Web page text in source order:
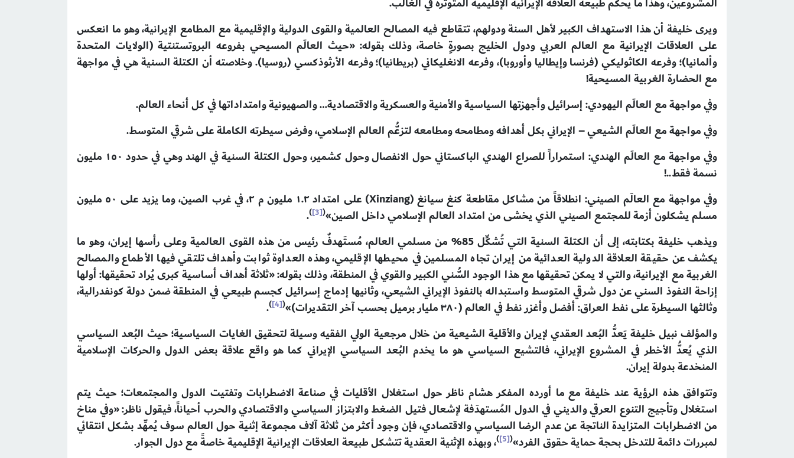
ويرى خليفة أن هذا الاستهداف الكبير لأهل السنة ودولهم، تتقاطع فيه المصالح العالمية والقوى الدولية والإقليمية مع المطامع الإيرانية، وهو ما انعكس
على العلاقات الإيرانية مع العالم العربي ودول الخليج بصورةٍ خاصة، وذلك بقوله: «حيث العالَم المسيحي بفروعه البروتستنتية (الولايات المتحدة
وألمانيا)؛ وفرعه الكاثوليكي (فرنسا وإيطاليا وأوروبا)، وفرعه الانغليكاني (بريطانيا)؛ وفرعه الأرثوذكسي (روسيا). وخلاصته أن الكتلة السنية هي في مواجهة
مع الحضارة الغربية المسيحية!
وفي مواجهة مع العالَم اليهودي: إسرائيل وأجهزتها السياسية والأمنية والعسكرية والاقتصادية… والصهيونية وامتداداتها في كل أنحاء العالم.
وفي مواجهة مع العالَم الشيعي – الإيراني بكل أهدافه ومطامحه ومطامعه لتزعُّم العالم الإسلامي، وفرض سيطرته الكاملة على شرقي المتوسط.
وفي مواجهة مع العالَم الهندي: استمراراً للصراع الهندي الباكستاني حول الانفصال وحول كشمير، وحول الكتلة السنية في الهند وهي في حدود ١٥٠ مليون
نسمة فقط..!
وفي مواجهة مع العالَم الصيني: انطلاقاً من مشاكل مقاطعة كنغ سيانغ (Xinziang) على امتداد ۱.۲ مليون م ۲، في غرب الصين، وما يزيد على ٥٠ مليون
مسلم يشكلون أزمة للمجتمع الصيني الذي يخشى من امتداد العالم الإسلامي داخل الصين»(
[3]
)
.
ويذهب خليفة بكتابته، إلى أن الكتلة السنية التي تُشكِّل 85% من مسلمي العالم، مُستَهدفٌ رئيس من هذه القوى العالمية وعلى رأسها إيران، وهو ما
يكشف عن حقيقة العلاقة الدولية العدائية من إيران تجاه المسلمين في محيطها الإقليمي، وهذه العداوة ثوابت وأهداف تلتقي فيها الأطماع والمصالح
الغربية مع الإيرانية، والتي لا يمكن تحقيقها مع هذا الوجود السُّني الكبير والقوي في المنطقة، وذلك بقوله: «ثلاثة أهداف أساسية كبرى يُراد تحقيقها: أولها
إزاحة النفوذ السني عن دول شرقي المتوسط واستبداله بالنفوذ الإيراني الشيعي، وثانيها إدماج إسرائيل کجسم طبيعي في المنطقة ضمن دولة كونفدرالية،
وثالثها السيطرة على نفط العراق: أفضل وأغزر نفط في العالم (۳۸۰ مليار برميل بحسب آخر التقديرات)»
(
[4]
)
.
والمؤلف نبيل خليفة يَعدُّ البُعد العقدي لإيران والأقلية الشيعية من خلال مرجعية الولي الفقيه وسيلة لتحقيق الغايات السياسية؛ حيث البُعد السياسي
الذي يُعدُّ الأخطر في المشروع الإيراني، فالتشيع السياسي هو ما يخدم البُعد السياسي الإيراني كما هو واقع علاقة بعض الدول والحركات الإسلامية
المنخدعة بدولة إيران.
وتتوافق هذه الرؤية عند خليفة مع ما أورده المفكر هشام ناظر حول استغلال الأقليات في صناعة الاضطرابات وتفتيت الدول والمجتمعات؛ حيث يتم
استغلال وتأجيج التنوع العرقي والديني في الدول المُستهدَفة لإشعال فتيل الضغط والابتزاز السياسي والاقتصادي والحرب أحياناً، فيقول ناظر: «وفي مناخ
من الاضطرابات المتزايدة الناتجة عن عدم الرضا السياسي والاقتصادي، فإن وجود أكثر من ثلاثة آلاف مجموعة إثنية حول العالم سوف يُمهِّد بشكل انتقائي
لمبررات دائمة للتدخل بحجة حماية حقوق الفرد»(
[5]
)، وبهذه الإثنية العقدية تتشكل طبيعة العلاقات الإيرانية الإقليمية خاصةً مع دول الجوار.